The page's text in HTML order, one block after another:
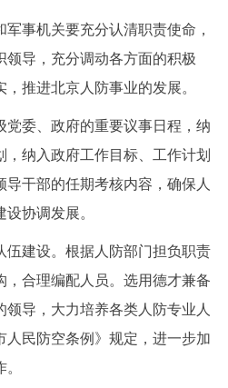
事机关要充分认清职责使命，
领导，充分调动各方面的积极
推进北京人防事业的发展。
委、政府的重要议事日程，纳
，纳入政府工作目标、工作计划
干部的任期考核内容，确保人
协调发展。
建设。根据人防部门担负职责
，合理编配人员。选用德才兼备
导，大力培养各类人防专业人
人民防空条例》规定，进一步加